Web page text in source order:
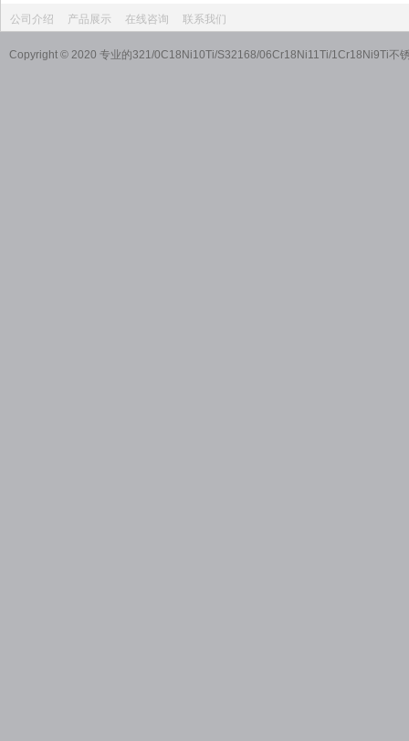
公司介绍 产品展示 在线咨询 联系我们
Copyright © 2020 专业的321/0C18Ni10Ti/S32168/06Cr18Ni11Ti/1Cr18Ni9Ti不